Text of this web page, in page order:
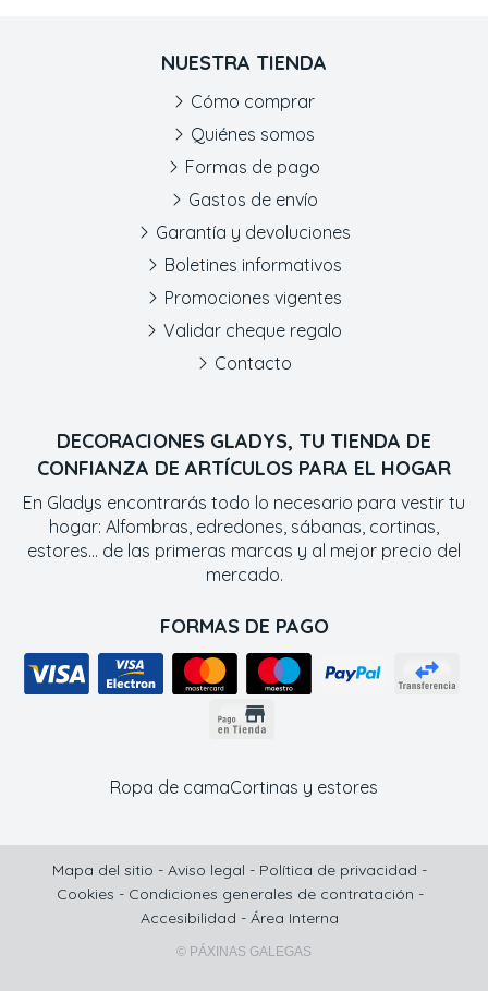
DECORACIONES GLADYS, TU TIENDA DE
CONFIANZA DE ARTÍCULOS PARA EL HOGAR
En Gladys encontrarás todo lo necesario para vestir tu
hogar: Alfombras, edredones, sábanas, cortinas,
estores... de las primeras marcas y al mejor precio del
mercado.
FORMAS DE PAGO
NUESTRA TIENDA
Cómo comprar
Quiénes somos
Formas de pago
Gastos de envío
Garantía y devoluciones
Boletines informativos
Promociones vigentes
Validar cheque regalo
Contacto
Ropa de camaCortinas y estores
Mapa del sitio - Aviso legal - Política de privacidad -
Cookies - Condiciones generales de contratación -
Accesibilidad - Área Interna
© PÁXINAS GALEGAS